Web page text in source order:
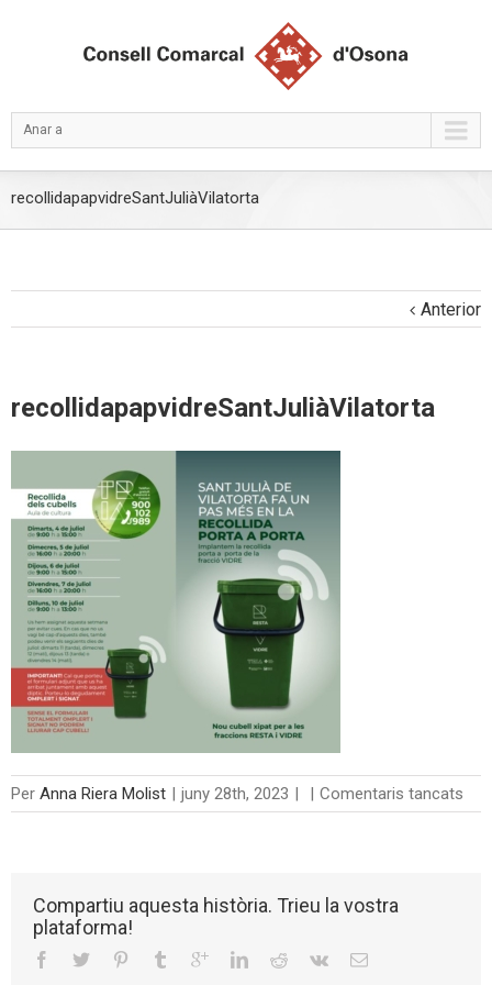
Anar a
recollidapapvidreSantJuliàVilatorta
Anterior
recollidapapvidreSantJuliàVilatorta
Per Anna Riera Molist | juny 28th, 2023 | | Comentaris tancats
Compartiu aquesta història. Trieu la vostra
plataforma!